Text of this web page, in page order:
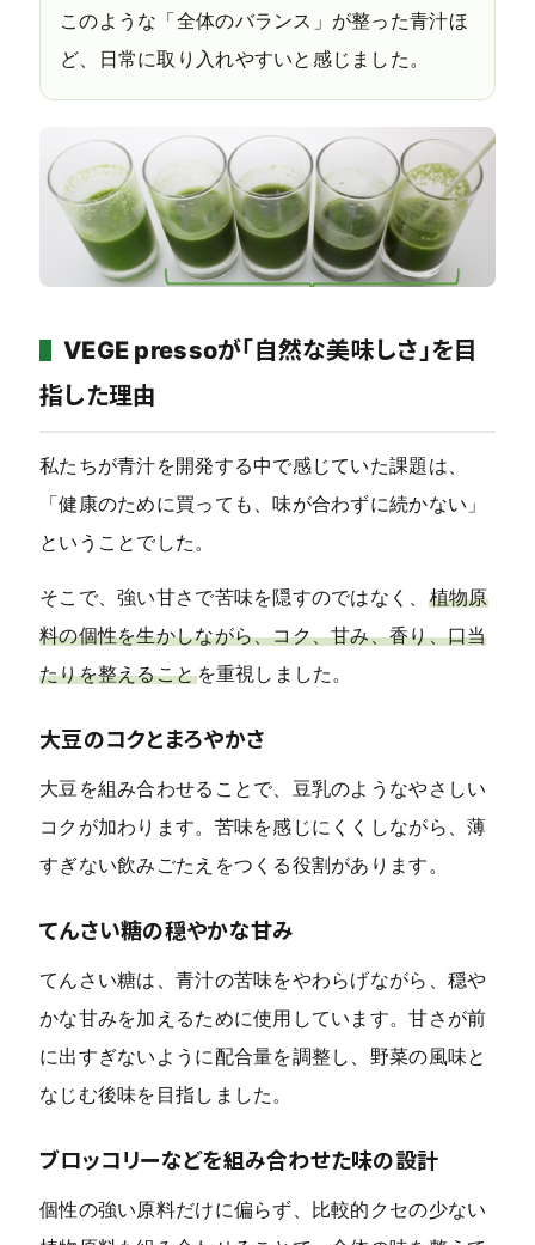
このような「全体のバランス」が整った青汁ほ
ど、日常に取り入れやすいと感じました。
VEGE pressoが「自然な美味しさ」を目
指した理由
私たちが青汁を開発する中で感じていた課題は、
「健康のために買っても、味が合わずに続かない」
ということでした。
そこで、強い甘さで苦味を隠すのではなく、 植物原
料の個性を生かしながら、コク、甘み、香り、口当
たりを整えることを重視しました。
大豆のコクとまろやかさ
大豆を組み合わせることで、豆乳のようなやさしい
コクが加わります。苦味を感じにくくしながら、薄
すぎない飲みごたえをつくる役割があります。
てんさい糖の穏やかな甘み
てんさい糖は、青汁の苦味をやわらげながら、穏や
かな甘みを加えるために使用しています。甘さが前
に出すぎないように配合量を調整し、野菜の風味と
なじむ後味を目指しました。
ブロッコリーなどを組み合わせた味の設計
個性の強い原料だけに偏らず、比較的クセの少ない